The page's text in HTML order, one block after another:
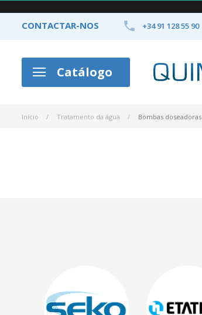
CONTACTAR-NOS  +34 91 128 55 90
Catálogo
Início Tratamento da água Bombas doseadoras